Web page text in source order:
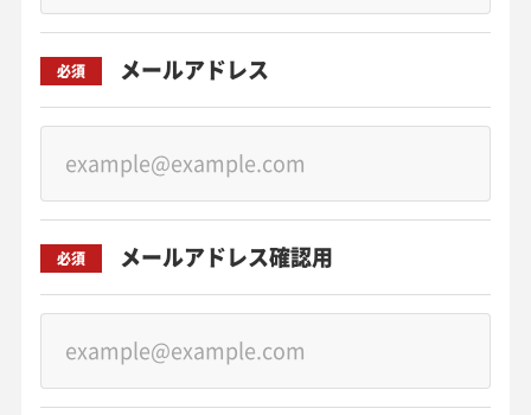
必須 メールアドレス
必須 メールアドレス確認用